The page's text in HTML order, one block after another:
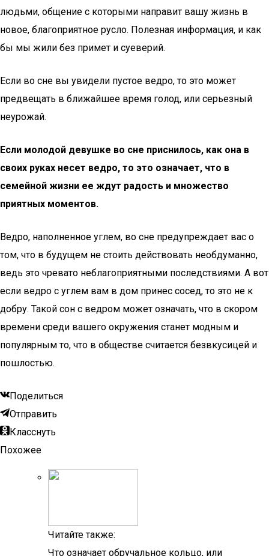
людьми, общение с которыми направит вашу жизнь в
новое, благоприятное русло. Полезная информация, и как
бы мы жили без примет и суеверий.
Если во сне вы увидели пустое ведро, то это может
предвещать в ближайшее время голод, или серьезный
неурожай.
Если молодой девушке во сне приснилось, как она в
своих руках несет ведро, то это означает, что в
семейной жизни ее ждут радость и множество
приятных моментов.
Ведро, наполненное углем, во сне предупреждает вас о
том, что в будущем не стоить действовать необдуманно,
ведь это чревато неблагоприятными последствиями. А вот
если ведро с углем вам в дом принес сосед, то это не к
добру. Такой сон с ведром может означать, что в скором
времени среди вашего окружения станет модным и
популярным то, что в обществе считается безвкусицей и
пошлостью.
Поделиться
Отправить
Класснуть
Похожее
Читайте также:
Что означает обручальное кольцо, или